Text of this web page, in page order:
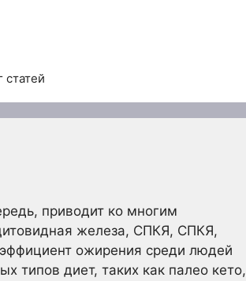
статей
приводит ко многим
железа, СПКЯ, СПКЯ,
ожирения среди людей
типов диет, таких как палео кето,